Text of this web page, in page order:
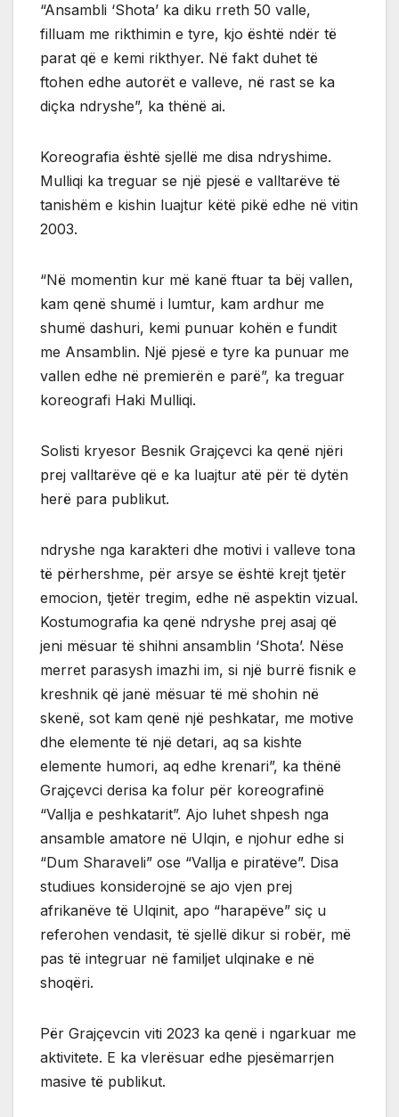
“Ansambli ‘Shota’ ka diku rreth 50 valle,
filluam me rikthimin e tyre, kjo është ndër të
parat që e kemi rikthyer. Në fakt duhet të
ftohen edhe autorët e valleve, në rast se ka
diçka ndryshe”, ka thënë ai.
Koreografia është sjellë me disa ndryshime.
Mulliqi ka treguar se një pjesë e valltarëve të
tanishëm e kishin luajtur këtë pikë edhe në vitin
2003.
“Në momentin kur më kanë ftuar ta bëj vallen,
kam qenë shumë i lumtur, kam ardhur me
shumë dashuri, kemi punuar kohën e fundit
me Ansamblin. Një pjesë e tyre ka punuar me
vallen edhe në premierën e parë”, ka treguar
koreografi Haki Mulliqi.
Solisti kryesor Besnik Grajçevci ka qenë njëri
prej valltarëve që e ka luajtur atë për të dytën
herë para publikut.
ndryshe nga karakteri dhe motivi i valleve tona
të përhershme, për arsye se është krejt tjetër
emocion, tjetër tregim, edhe në aspektin vizual.
Kostumografia ka qenë ndryshe prej asaj që
jeni mësuar të shihni ansamblin ‘Shota’. Nëse
merret parasysh imazhi im, si një burrë fisnik e
kreshnik që janë mësuar të më shohin në
skenë, sot kam qenë një peshkatar, me motive
dhe elemente të një detari, aq sa kishte
elemente humori, aq edhe krenari”, ka thënë
Grajçevci derisa ka folur për koreografinë
“Vallja e peshkatarit”. Ajo luhet shpesh nga
ansamble amatore në Ulqin, e njohur edhe si
“Dum Sharaveli” ose “Vallja e piratëve”. Disa
studiues konsiderojnë se ajo vjen prej
afrikanëve të Ulqinit, apo “harapëve” siç u
referohen vendasit, të sjellë dikur si robër, më
pas të integruar në familjet ulqinake e në
shoqëri.
Për Grajçevcin viti 2023 ka qenë i ngarkuar me
aktivitete. E ka vlerësuar edhe pjesëmarrjen
masive të publikut.